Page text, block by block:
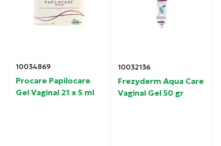
10034869
Procare Papilocare
Gel Vaginal 21 x 5 ml
10032136
Frezyderm Aqua Care
Vaginal Gel 50 gr